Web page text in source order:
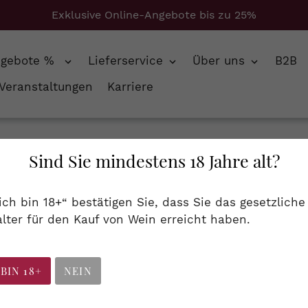
Sind Sie mindestens 18 Jahre alt?
bin 18+“ bestätigen Sie, dass Sie das gesetzliche
für den Kauf von Wein erreicht haben.
18+ NEIN
Exklusive Online-Angebote bis zu 25%
% Lieferservice Über uns
B2B
Karriere
Noir + Pinot noir + Pinot-Noir + Südwest + Weißburgunder
a
m
l
vereint alle alkoholischen Getränke, die